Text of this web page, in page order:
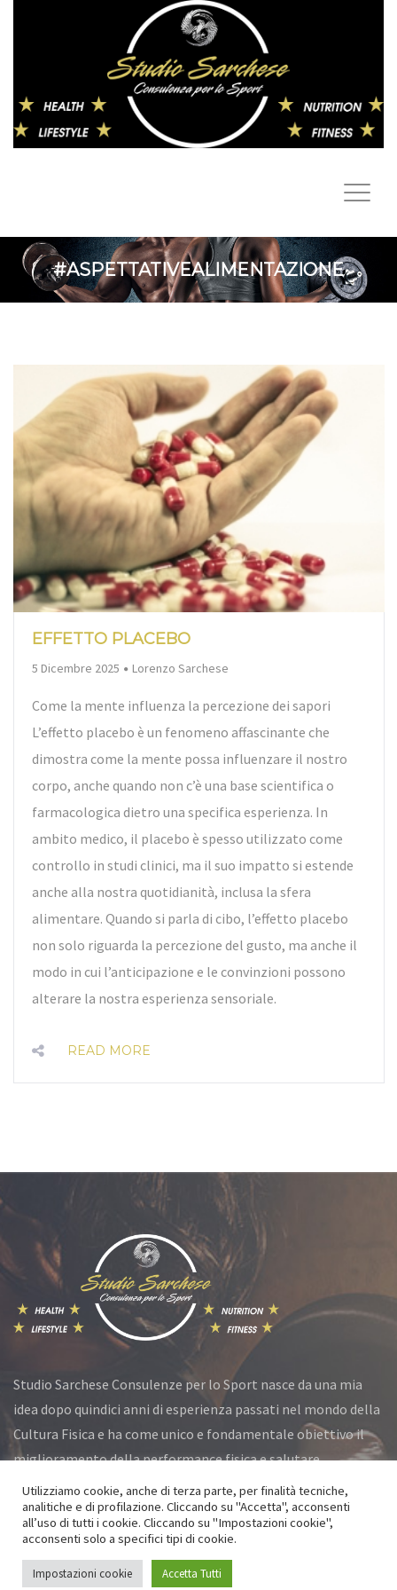
#ASPETTATIVEALIMENTAZIONE
EFFETTO PLACEBO
5 Dicembre 2025 By
Lorenzo Sarchese
Come la mente influenza la percezione dei sapori
L’effetto placebo è un fenomeno affascinante che
dimostra come la mente possa influenzare il nostro
corpo, anche quando non c’è una base scientifica o
farmacologica dietro una specifica esperienza. In
ambito medico, il placebo è spesso utilizzato come
controllo in studi clinici, ma il suo impatto si estende
anche alla nostra quotidianità, inclusa la sfera
alimentare. Quando si parla di cibo, l’effetto placebo
non solo riguarda la percezione del gusto, ma anche il
modo in cui l’anticipazione e le convinzioni possono
alterare la nostra esperienza sensoriale.
READ MORE
Studio Sarchese Consulenze per lo Sport nasce da una mia
idea dopo quindici anni di esperienza passati nel mondo della
Cultura Fisica e ha come unico e fondamentale obiettivo il
miglioramento della performance fisica e salutare.
© Studio Sarchese 2021 All Rights Reserved
Privacy Policy|Cookie Policy
Utilizziamo cookie, anche di terza parte, per finalità tecniche,
analitiche e di profilazione. Cliccando su "Accetta", acconsenti
all’uso di tutti i cookie. Cliccando su "Impostazioni cookie",
acconsenti solo a specifici tipi di cookie.
Impostazioni cookie Accetta Tutti